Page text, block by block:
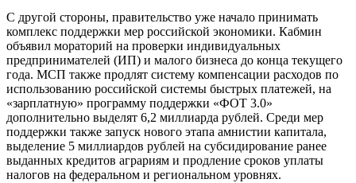
С другой стороны, правительство уже начало принимать
комплекс поддержки мер российской экономики. Кабмин
объявил мораторий на проверки индивидуальных
предпринимателей (ИП) и малого бизнеса до конца текущего
года. МСП также продлят систему компенсации расходов по
использованию российской системы быстрых платежей, на
«зарплатную» программу поддержки «ФОТ 3.0»
дополнительно выделят 6,2 миллиарда рублей. Среди мер
поддержки также запуск нового этапа амнистии капитала,
выделение 5 миллиардов рублей на субсидирование ранее
выданных кредитов аграриям и продление сроков уплаты
налогов на федеральном и региональном уровнях.